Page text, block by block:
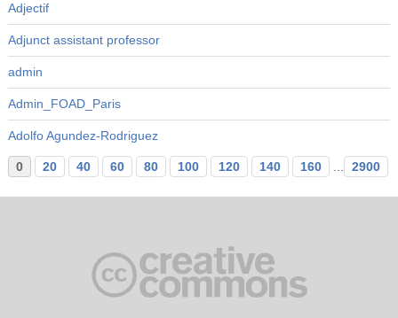
Adjectif
Adjunct assistant professor
admin
Admin_FOAD_Paris
Adolfo Agundez-Rodriguez
0 20 40 60 80 100 120 140 160 ... 2900